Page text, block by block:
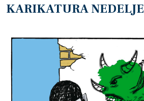
KARIKATURA NEDELJE